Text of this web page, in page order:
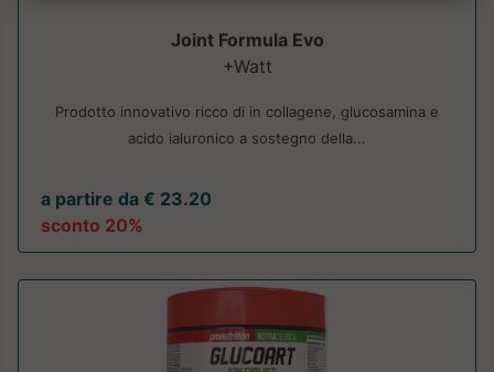
Joint Formula Evo
+Watt
Prodotto innovativo ricco di in collagene, glucosamina e
acido ialuronico a sostegno della...
a partire da € 23.20
sconto 20%